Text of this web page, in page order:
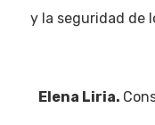
y la seguridad de
Elena Liria.